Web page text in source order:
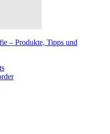
– Produkte, Tipps und